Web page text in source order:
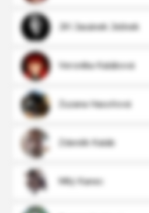
Jiří Jasánek Jelínek
Veronika Kalábová
Zuzana Hasoňová
Zdeněk Kaláb
Milý Kanec